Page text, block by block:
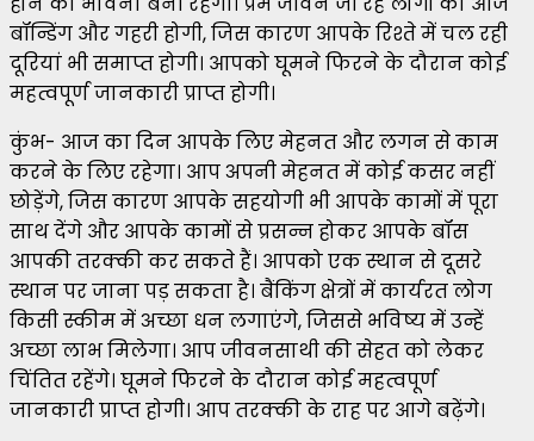
बॉन्डिंग और गहरी होगी, जिस कारण आपके रिश्ते में चल रही
दूरियां भी समाप्त होगी। आपको घूमने फिरने के दौरान कोई
महत्वपूर्ण जानकारी प्राप्त होगी।
कुंभ- आज का दिन आपके लिए मेहनत और लगन से काम
करने के लिए रहेगा। आप अपनी मेहनत में कोई कसर नहीं
छोड़ेंगे, जिस कारण आपके सहयोगी भी आपके कामों में पूरा
साथ देंगे और आपके कामों से प्रसन्न होकर आपके बॉस
आपकी तरक्की कर सकते हैं। आपको एक स्थान से दूसरे
स्थान पर जाना पड़ सकता है। बैंकिंग क्षेत्रों में कार्यरत लोग
किसी स्कीम में अच्छा धन लगाएंगे, जिससे भविष्य में उन्हें
अच्छा लाभ मिलेगा। आप जीवनसाथी की सेहत को लेकर
चिंतित रहेंगे। घूमने फिरने के दौरान कोई महत्वपूर्ण
जानकारी प्राप्त होगी। आप तरक्की के राह पर आगे बढ़ेंगे।